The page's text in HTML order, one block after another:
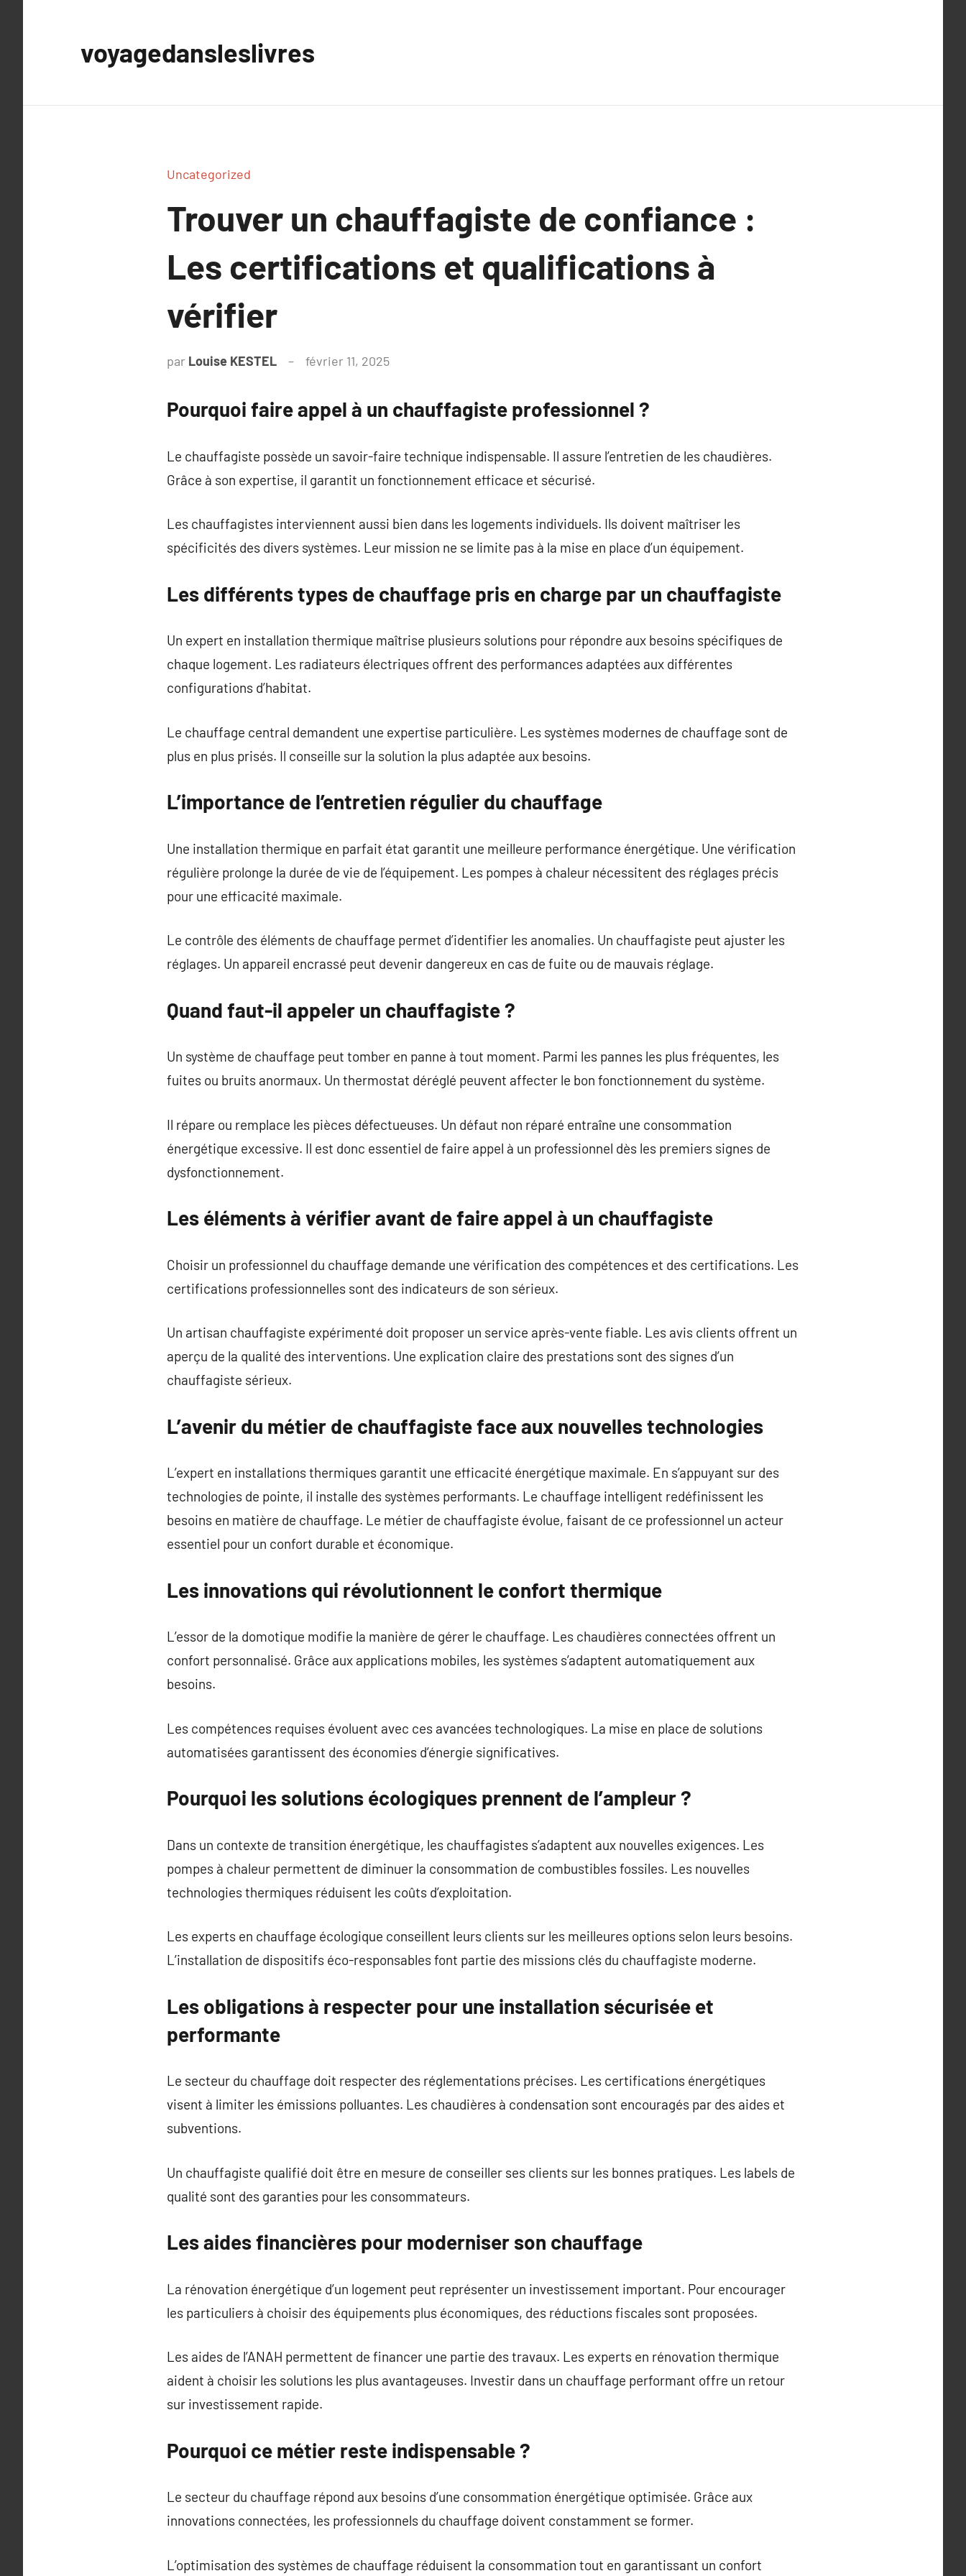
voyagedansleslivres
Uncategorized
Trouver un chauffagiste de confiance :
Les certifications et qualifications à
vérifier
par Louise KESTEL février 11, 2025
Pourquoi faire appel à un chauffagiste professionnel ?
Le chauffagiste possède un savoir-faire technique indispensable. Il assure l’entretien de les chaudières.
Grâce à son expertise, il garantit un fonctionnement efficace et sécurisé.
Les chauffagistes interviennent aussi bien dans les logements individuels. Ils doivent maîtriser les
spécificités des divers systèmes. Leur mission ne se limite pas à la mise en place d’un équipement.
Les différents types de chauffage pris en charge par un chauffagiste
Un expert en installation thermique maîtrise plusieurs solutions pour répondre aux besoins spécifiques de
chaque logement. Les radiateurs électriques offrent des performances adaptées aux différentes
configurations d’habitat.
Le chauffage central demandent une expertise particulière. Les systèmes modernes de chauffage sont de
plus en plus prisés. Il conseille sur la solution la plus adaptée aux besoins.
L’importance de l’entretien régulier du chauffage
Une installation thermique en parfait état garantit une meilleure performance énergétique. Une vérification
régulière prolonge la durée de vie de l’équipement. Les pompes à chaleur nécessitent des réglages précis
pour une efficacité maximale.
Le contrôle des éléments de chauffage permet d’identifier les anomalies. Un chauffagiste peut ajuster les
réglages. Un appareil encrassé peut devenir dangereux en cas de fuite ou de mauvais réglage.
Quand faut-il appeler un chauffagiste ?
Un système de chauffage peut tomber en panne à tout moment. Parmi les pannes les plus fréquentes, les
fuites ou bruits anormaux. Un thermostat déréglé peuvent affecter le bon fonctionnement du système.
Il répare ou remplace les pièces défectueuses. Un défaut non réparé entraîne une consommation
énergétique excessive. Il est donc essentiel de faire appel à un professionnel dès les premiers signes de
dysfonctionnement.
Les éléments à vérifier avant de faire appel à un chauffagiste
Choisir un professionnel du chauffage demande une vérification des compétences et des certifications. Les
certifications professionnelles sont des indicateurs de son sérieux.
Un artisan chauffagiste expérimenté doit proposer un service après-vente fiable. Les avis clients offrent un
aperçu de la qualité des interventions. Une explication claire des prestations sont des signes d’un
chauffagiste sérieux.
L’avenir du métier de chauffagiste face aux nouvelles technologies
L’expert en installations thermiques garantit une efficacité énergétique maximale. En s’appuyant sur des
technologies de pointe, il installe des systèmes performants. Le chauffage intelligent redéfinissent les
besoins en matière de chauffage. Le métier de chauffagiste évolue, faisant de ce professionnel un acteur
essentiel pour un confort durable et économique.
Les innovations qui révolutionnent le confort thermique
L’essor de la domotique modifie la manière de gérer le chauffage. Les chaudières connectées offrent un
confort personnalisé. Grâce aux applications mobiles, les systèmes s’adaptent automatiquement aux
besoins.
Les compétences requises évoluent avec ces avancées technologiques. La mise en place de solutions
automatisées garantissent des économies d’énergie significatives.
Pourquoi les solutions écologiques prennent de l’ampleur ?
Dans un contexte de transition énergétique, les chauffagistes s’adaptent aux nouvelles exigences. Les
pompes à chaleur permettent de diminuer la consommation de combustibles fossiles. Les nouvelles
technologies thermiques réduisent les coûts d’exploitation.
Les experts en chauffage écologique conseillent leurs clients sur les meilleures options selon leurs besoins.
L’installation de dispositifs éco-responsables font partie des missions clés du chauffagiste moderne.
Les obligations à respecter pour une installation sécurisée et
performante
Le secteur du chauffage doit respecter des réglementations précises. Les certifications énergétiques
visent à limiter les émissions polluantes. Les chaudières à condensation sont encouragés par des aides et
subventions.
Un chauffagiste qualifié doit être en mesure de conseiller ses clients sur les bonnes pratiques. Les labels de
qualité sont des garanties pour les consommateurs.
Les aides financières pour moderniser son chauffage
La rénovation énergétique d’un logement peut représenter un investissement important. Pour encourager
les particuliers à choisir des équipements plus économiques, des réductions fiscales sont proposées.
Les aides de l’ANAH permettent de financer une partie des travaux. Les experts en rénovation thermique
aident à choisir les solutions les plus avantageuses. Investir dans un chauffage performant offre un retour
sur investissement rapide.
Pourquoi ce métier reste indispensable ?
Le secteur du chauffage répond aux besoins d’une consommation énergétique optimisée. Grâce aux
innovations connectées, les professionnels du chauffage doivent constamment se former.
L’optimisation des systèmes de chauffage réduisent la consommation tout en garantissant un confort